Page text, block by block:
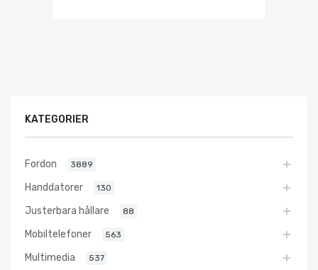
KATEGORIER
Fordon 3889
Handdatorer 130
Justerbara hållare 88
Mobiltelefoner 563
Multimedia 537